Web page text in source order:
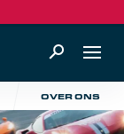
OVER ONS